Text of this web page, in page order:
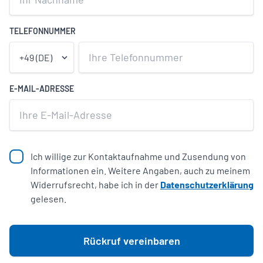
TELEFONNUMMER
E-MAIL-ADRESSE
Ich willige zur Kontaktaufnahme und Zusendung von
Informationen ein. Weitere Angaben, auch zu meinem
Widerrufsrecht, habe ich in der Datenschutzerklärung
gelesen.
Rückruf vereinbaren